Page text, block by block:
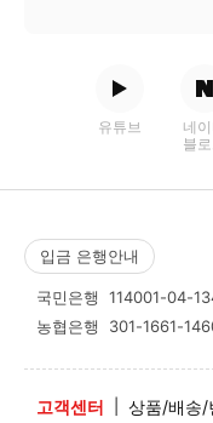
유튜브
네이
블
입금 은행안내
국민은행 114001-04-
농협은행 301-1661-
고객센터 상품/배송/